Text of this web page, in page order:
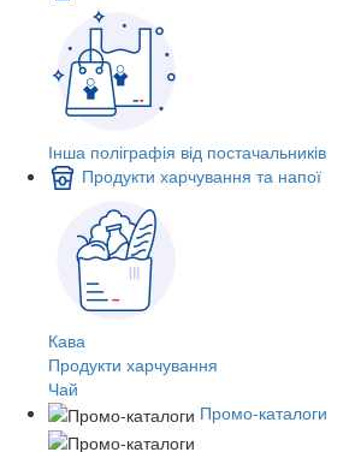
Інша поліграфія від постачальників
Продукти харчування та напої
Кава
Продукти харчування
Чай
Промо-каталоги